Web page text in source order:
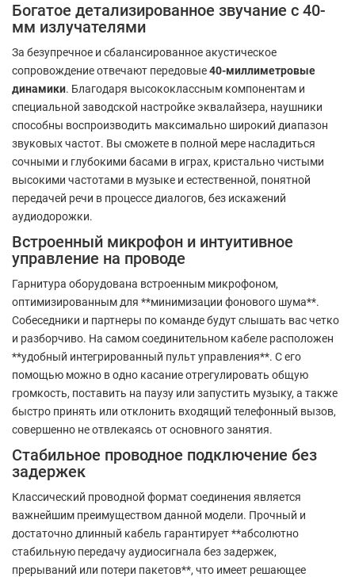
Богатое детализированное звучание с 40-
мм излучателями
За безупречное и сбалансированное акустическое
сопровождение отвечают передовые40-миллиметровые
динамики. Благодаря высококлассным компонентам и
специальной заводской настройке эквалайзера, наушники
способны воспроизводить максимально широкий диапазон
звуковых частот. Вы сможете в полной мере насладиться
сочными и глубокими басами в играх, кристально чистыми
высокими частотами в музыке и естественной, понятной
передачей речи в процессе диалогов, без искажений
аудиодорожки.
Встроенный микрофон и интуитивное
управление на проводе
Гарнитура оборудована встроенным микрофоном,
оптимизированным для **минимизации фонового шума**.
Собеседники и партнеры по команде будут слышать вас четко
и разборчиво. На самом соединительном кабеле расположен
**удобный интегрированный пульт управления**. С его
помощью можно в одно касание отрегулировать общую
громкость, поставить на паузу или запустить музыку, а также
быстро принять или отклонить входящий телефонный вызов,
совершенно не отвлекаясь от основного занятия.
Стабильное проводное подключение без
задержек
Классический проводной формат соединения является
важнейшим преимуществом данной модели. Прочный и
достаточно длинный кабель гарантирует **абсолютно
стабильную передачу аудиосигнала без задержек,
прерываний или потери пакетов**, что имеет решающее